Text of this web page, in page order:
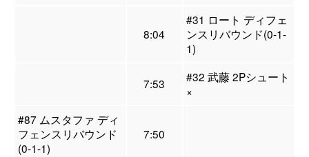
8:04
#31 ロート ディフェ
ンスリバウンド(0-1-
1)
7:53
#32 武藤 2Pシュート
×
#87 ムスタファ ディ
フェンスリバウンド
(0-1-1)
7:50